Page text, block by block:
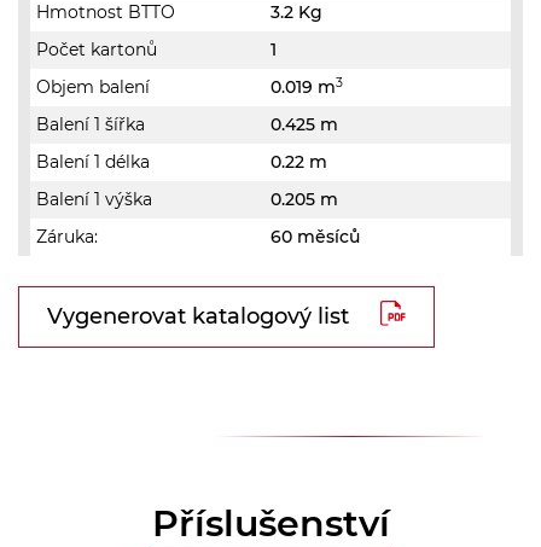
Hmotnost BTTO
3.2 Kg
Počet kartonů
1
Objem balení
0.019 m3
Balení 1 šířka
0.425 m
Balení 1 délka
0.22 m
Balení 1 výška
0.205 m
Záruka:
60 měsíců
Vygenerovat katalogový list
Příslušenství